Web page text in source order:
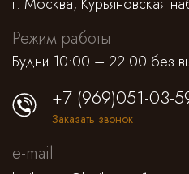
Режим работы
Будни 10:00 – 22:00 без
+7 (969)051-03-
Заказать звонок
e-mail